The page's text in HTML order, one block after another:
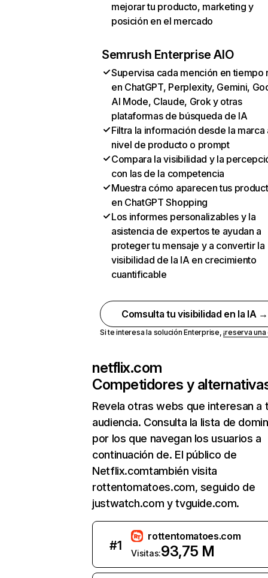
mejorar tu producto, marketing y
posición en el mercado
Semrush Enterprise AIO
Supervisa cada mención en tiempo
en ChatGPT, Perplexity, Gemini,
AI Mode, Claude, Grok y otras
plataformas de búsqueda de IA
Filtra la información desde la marca
nivel de producto o prompt
Compara la visibilidad y la
con las de la competencia
Muestra cómo aparecen tus
en ChatGPT Shopping
Los informes personalizables y la
asistencia de expertos te ayudan a
proteger tu mensaje y a convertir la
visibilidad de la IA en crecimiento
cuantificable
Comsulta tu visibilidad en la IA →
Si te interesa la solución Enterprise,¡reserva
netflix.com
Competidores y
Revela otras webs que interesan a
audiencia. Consulta la lista de
por los que navegan los usuarios a
continuación de. El público de
Netflix.comtambién visita
rottentomatoes.com, seguido de
justwatch.com y tvguide.com.
#1
rottentomatoes.com
Visitas:93,75 M